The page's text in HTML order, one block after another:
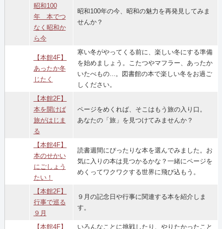
昭和100
年 本でつ
なく昭和か
ら今
昭和100年の今、昭和の魅力を再発見してみま
せんか？
【本館4F】
あったか冬
じたく
寒い冬がやってくる前に、楽しい冬にする準備
を始めましょう。こたつやマフラー、あったか
いたべもの...。図書館の本で楽しい冬をお過ご
しください。
【本館2F】
本を開けば
旅がはじま
る
ページをめくれば、そこはもう旅の入り口。
あなたの「旅」を見つけてみませんか？
【本館4F】
本のせかい
にごしょう
たい！
読書週間にぴったりな本を選んでみました。お
気に入りの本は見つかるかな？一緒にページを
めくってワクワクする世界に飛び込もう。
【本館2F】
行事で巡る
９月
９月の記念日や行事に関連する本を紹介しま
す。
【本館4F】 いろんなことに挑戦したり、やりたかったこと